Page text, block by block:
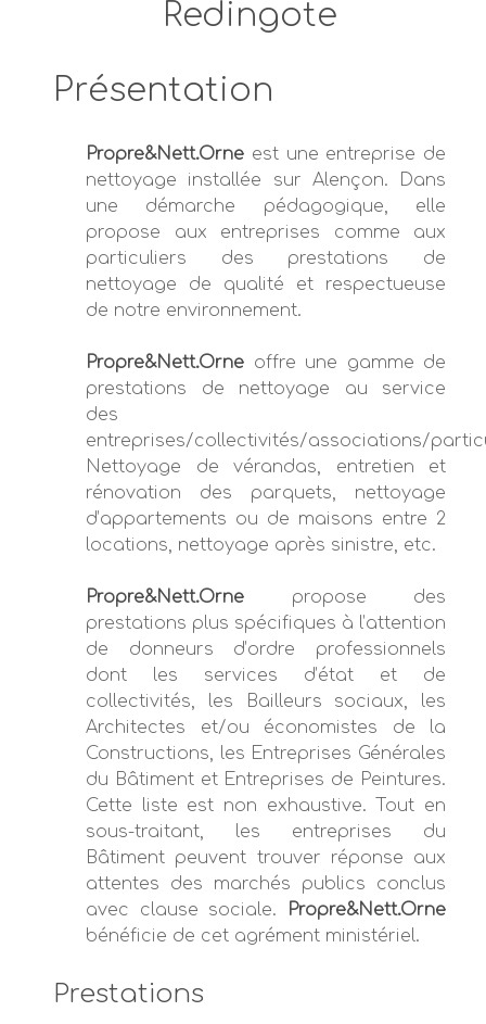
Présentation
Propre&Nett.Orne est une entreprise de
nettoyage installée sur Alençon. Dans
une démarche pédagogique, elle
propose aux entreprises comme aux
particuliers des prestations de
nettoyage de qualité et respectueuse
de notre environnement.
Propre&Nett.Orne offre une gamme de
prestations de nettoyage au service
des
entreprises/collectivités/associations/
Nettoyage de vérandas, entretien et
rénovation des parquets, nettoyage
d’appartements ou de maisons entre 2
locations, nettoyage après sinistre, etc.
Propre&Nett.Orne propose des
prestations plus spécifiques à l’attention
de donneurs d’ordre professionnels
dont les services d’état et de
collectivités, les Bailleurs sociaux, les
Architectes et/ou économistes de la
Constructions, les Entreprises Générales
du Bâtiment et Entreprises de Peintures.
Cette liste est non exhaustive. Tout en
sous-traitant, les entreprises du
Bâtiment peuvent trouver réponse aux
attentes des marchés publics conclus
avec clause sociale.
Propre&Nett.Orne
bénéficie de cet agrément ministériel.
Prestations